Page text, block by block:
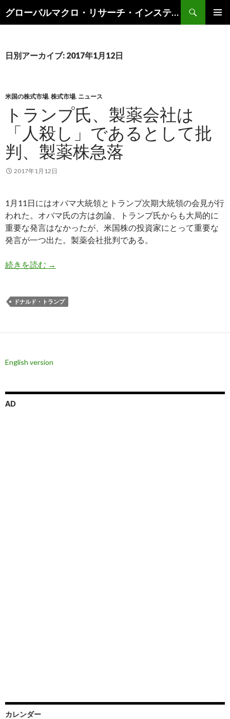
グローバルマクロ・リサーチ・インスティテュート
索
ン
キ
ッ
日別アーカイブ: 2017年1月12日
米国の株式市場, 株式市場, ニュース
トランプ氏、製薬会社は
「人殺し」であるとして批
判、製薬株急落
2017年1月12日
1月11日にはオバマ大統領とトランプ次期大統領の会見が行
われた。オバマ氏の方は勿論、トランプ氏からも大局的に
重要な発言はなかったが、米国株の投資家にとって重要な
発言が一つ出た。製薬会社批判である。
続きを読む トランプ氏、製薬会社は「人殺し」であるとし
→
ドナルド・トランプ
English version
AD
カレンダー